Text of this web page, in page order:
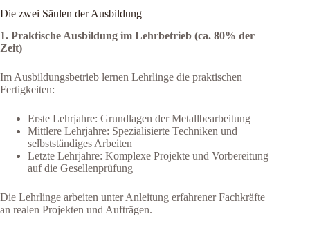
Die zwei Säulen der Ausbildung
1. Praktische Ausbildung im Lehrbetrieb (ca. 80% der
Zeit)
Im Ausbildungsbetrieb lernen Lehrlinge die praktischen
Fertigkeiten:
Erste Lehrjahre: Grundlagen der Metallbearbeitung
Mittlere Lehrjahre: Spezialisierte Techniken und
selbstständiges Arbeiten
Letzte Lehrjahre: Komplexe Projekte und Vorbereitung
auf die Gesellenprüfung
Die Lehrlinge arbeiten unter Anleitung erfahrener Fachkräfte
an realen Projekten und Aufträgen.